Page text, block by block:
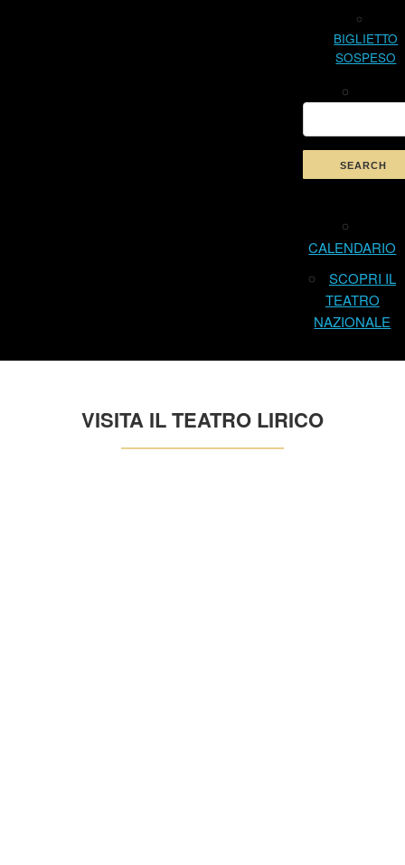
BIGLIETTO
SOSPESO
CALENDARIO
SCOPRI IL
TEATRO
NAZIONALE
VISITA IL TEATRO LIRICO